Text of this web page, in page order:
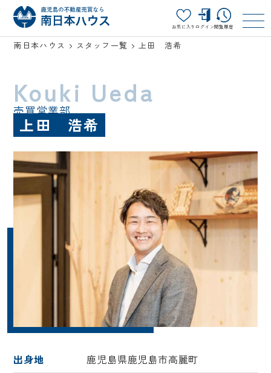
お気に入り ログイン閲覧履歴
南日本ハウス スタッフ一覧 上田 浩希
Kouki Ueda
売買営業部
上田 浩希
出身地
鹿児島県鹿児島市高麗町